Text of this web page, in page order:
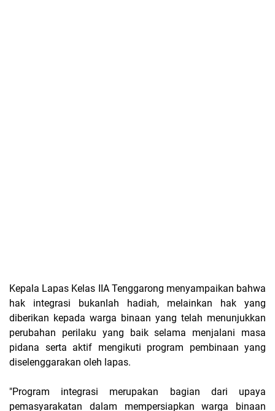
Kepala Lapas Kelas IIA Tenggarong menyampaikan bahwa
hak integrasi bukanlah hadiah, melainkan hak yang
diberikan kepada warga binaan yang telah menunjukkan
perubahan perilaku yang baik selama menjalani masa
pidana serta aktif mengikuti program pembinaan yang
diselenggarakan oleh lapas.
"Program integrasi merupakan bagian dari upaya
pemasyarakatan dalam mempersiapkan warga binaan